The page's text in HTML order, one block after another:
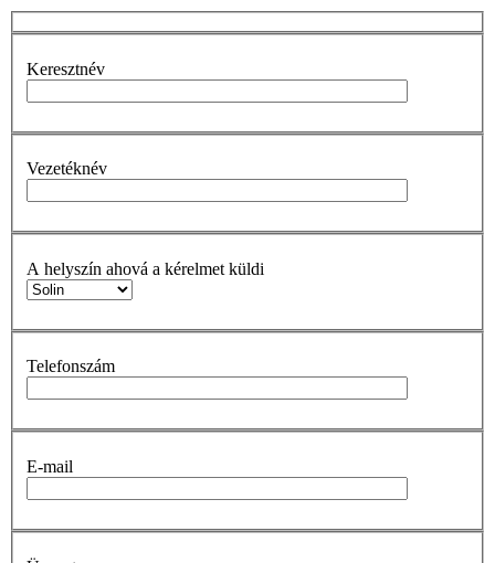
Keresztnév
Vezetéknév
A helyszín ahová a kérelmet küldi
Telefonszám
E-mail